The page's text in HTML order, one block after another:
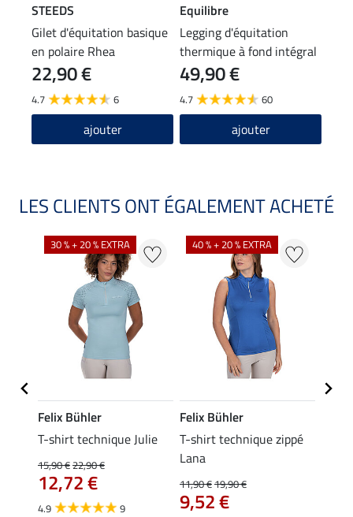
STEEDS
Gilet d'équitation basique
en polaire Rhea
22,90 €
4.7 6
ajouter
Equilibre
Legging d'équitation
thermique à fond intégral
Grip Hermine
49,90 €
4.7 60
ajouter
LES CLIENTS ONT ÉGALEMENT ACHETÉ
30 % + 20 % EXTRA
Felix Bühler
T-shirt technique Julie
15,90 €22,90 €
12,72 €
4.9 9
40 % + 20 % EXTRA
Felix Bühler
T-shirt technique zippé
Lana
11,90 €19,90 €
9,52 €